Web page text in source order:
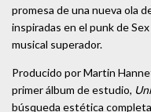
promesa de una nueva ola
inspiradas en el punk de
musical superador.
Producido por Martin
primer álbum de estudio,
búsqueda estética